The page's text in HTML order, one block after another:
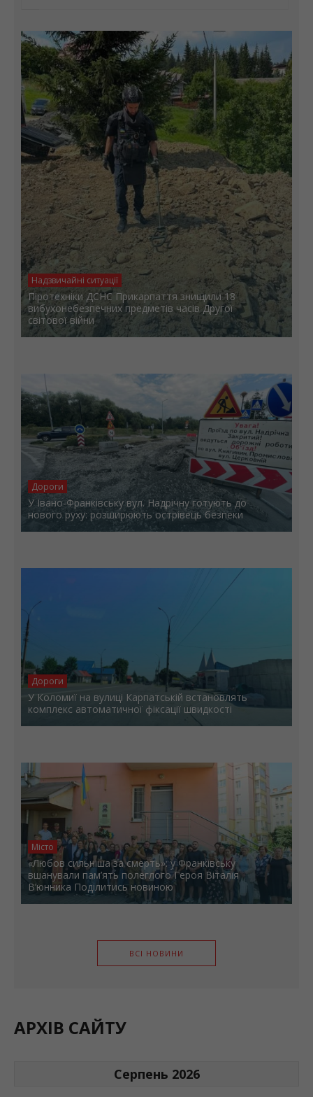
Надзвичайні ситуації
Піротехніки ДСНС Прикарпаття знищили 18
вибухонебезпечних предметів часів Другої
світової війни
Дороги
У Івано-Франківську вул. Надрічну готують до
нового руху: розширюють острівець безпеки
Дороги
У Коломиї на вулиці Карпатській встановлять
комплекс автоматичної фіксації швидкості
Місто
«Любов сильніша за смерть»: у Франківську
вшанували пам’ять полеглого Героя Віталія
В’юнника Поділитись новиною
ВСІ НОВИНИ
АРХІВ САЙТУ
Серпень 2026